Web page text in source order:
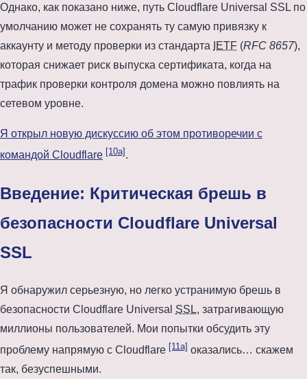
Однако, как показано ниже, путь Cloudflare Universal SSL по
умолчанию может не сохранять ту самую привязку к
аккаунту и методу проверки из стандарта
IETF (RFC 8657),
которая снижает риск выпуска сертификата, когда на
трафик проверки контроля домена можно повлиять на
сетевом уровне.
Я открыл новую дискуссию об этом противоречии с
командой Cloudflare [10a].
Введение: Критическая брешь в
безопасности Cloudflare Universal
SSL
Я обнаружил серьезную, но легко устранимую брешь в
безопасности Cloudflare Universal SSL, затрагивающую
миллионы пользователей. Мои попытки обсудить эту
проблему напрямую с Cloudflare [11a] оказались… скажем
так, безуспешными.